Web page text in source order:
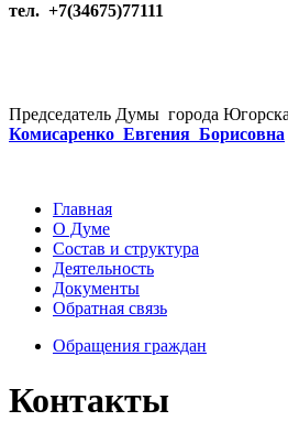
тел. +7(34675)77111
Председатель Думы города Югорска
Комисаренко Евгения Борисовна
Главная
О Думе
Состав и структура
Деятельность
Документы
Обратная связь
Обращения граждан
Контакты